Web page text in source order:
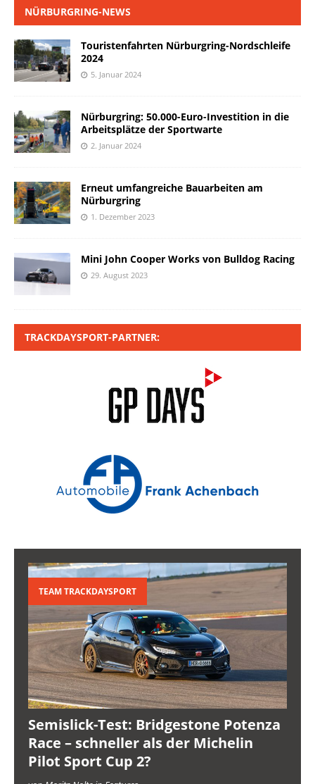
NÜRBURGRING-NEWS
Touristenfahrten Nürburgring-Nordschleife
2024
5. Januar 2024
Nürburgring: 50.000-Euro-Investition in die
Arbeitsplätze der Sportwarte
2. Januar 2024
Erneut umfangreiche Bauarbeiten am
Nürburgring
1. Dezember 2023
Mini John Cooper Works von Bulldog Racing
29. August 2023
TRACKDAYSPORT-PARTNER:
TEAM TRACKDAYSPORT
Semislick-Test: Bridgestone Potenza
Race – schneller als der Michelin
Pilot Sport Cup 2?